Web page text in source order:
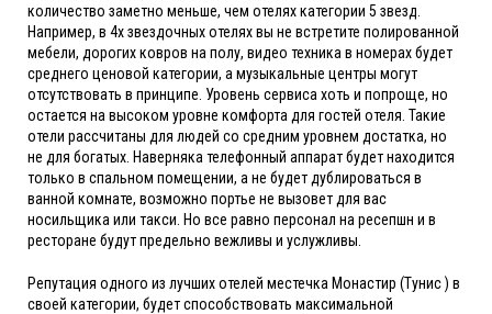
количество заметно меньше, чем отелях категории 5 звезд.
Например, в 4х звездочных отелях вы не встретите полированной
мебели, дорогих ковров на полу, видео техника в номерах будет
среднего ценовой категории, а музыкальные центры могут
отсутствовать в принципе. Уровень сервиса хоть и попроще, но
остается на высоком уровне комфорта для гостей отеля. Такие
отели рассчитаны для людей со средним уровнем достатка, но
не для богатых. Наверняка телефонный аппарат будет находится
только в спальном помещении, а не будет дублироваться в
ванной комнате, возможно портье не вызовет для вас
носильщика или такси. Но все равно персонал на ресепшн и в
ресторане будут предельно вежливы и услужливы.
Репутация одного из лучших отелей местечка Монастир (Тунис ) в
своей категории, будет способствовать максимальной